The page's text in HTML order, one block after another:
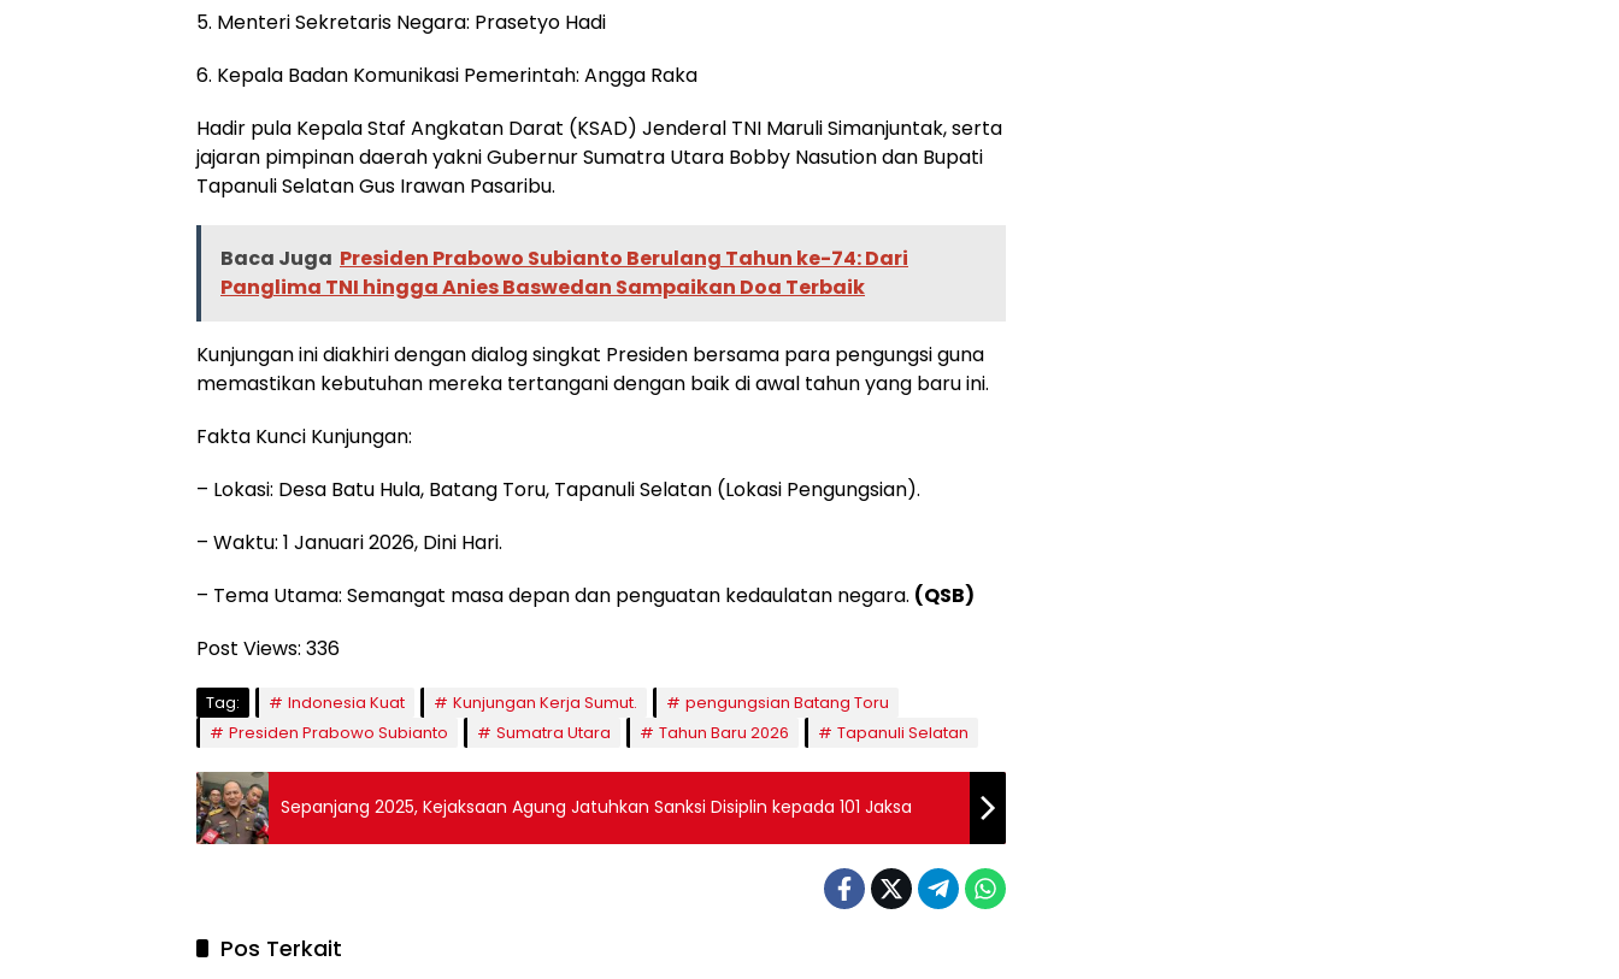
5. Menteri Sekretaris Negara: Prasetyo Hadi
6. Kepala Badan Komunikasi Pemerintah: Angga Raka
Hadir pula Kepala Staf Angkatan Darat (KSAD) Jenderal TNI Maruli Simanjuntak, serta
jajaran pimpinan daerah yakni Gubernur Sumatra Utara Bobby Nasution dan Bupati
Tapanuli Selatan Gus Irawan Pasaribu.
Baca Juga Presiden Prabowo Subianto Berulang Tahun ke-74: Dari
Panglima TNI hingga Anies Baswedan Sampaikan Doa Terbaik
Kunjungan ini diakhiri dengan dialog singkat Presiden bersama para pengungsi guna
memastikan kebutuhan mereka tertangani dengan baik di awal tahun yang baru ini.
Fakta Kunci Kunjungan:
– Lokasi: Desa Batu Hula, Batang Toru, Tapanuli Selatan (Lokasi Pengungsian).
– Waktu: 1 Januari 2026, Dini Hari.
– Tema Utama: Semangat masa depan dan penguatan kedaulatan negara. (QSB)
Post Views: 336
Tag: Indonesia Kuat Kunjungan Kerja Sumut.
pengungsian Batang Toru
Presiden Prabowo Subianto
Sumatra Utara Tahun Baru 2026 Tapanuli Selatan
Sepanjang 2025, Kejaksaan Agung Jatuhkan Sanksi Disiplin kepada 101 Jaksa
Pos Terkait